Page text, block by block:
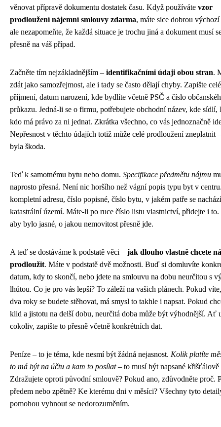
věnovat přípravě dokumentu dostatek času. Když používáte vzor
prodloužení nájemní smlouvy zdarma, máte sice dobrou
ale nezapomeňte, že každá situace je trochu jiná a dokument musí
přesně na váš případ.
Začněte tím nejzákladnějším – identifikačními údaji obou stran.
zdát jako samozřejmost, ale i tady se často dělají chyby. Zapište
příjmení, datum narození, kde bydlíte včetně PSČ a číslo
průkazu. Jedná-li se o firmu, potřebujete obchodní název, kde sídlí,
kdo má právo za ni jednat. Zkrátka všechno, co vás jednoznačně
Nepřesnost v těchto údajích totiž může celé prodloužení zneplatnit
byla škoda.
Teď k samotnému bytu nebo domu. Specifikace předmětu nájmu
naprosto přesná. Není nic horšího než vágní popis typu byt v
kompletní adresu, číslo popisné, číslo bytu, v jakém patře se
katastrální území. Máte-li po ruce číslo listu vlastnictví, přidejte i to.
aby bylo jasné, o jakou nemovitost přesně jde.
A teď se dostáváme k podstatě věci – jak dlouho vlastně chcete
prodloužit. Máte v podstatě dvě možnosti. Buď si domluvíte
datum, kdy to skončí, nebo jdete na smlouvu na dobu neurčitou s
lhůtou. Co je pro vás lepší? To záleží na vašich plánech. Pokud
dva roky se budete stěhovat, má smysl to takhle i napsat. Pokud
klid a jistotu na delší dobu, neurčitá doba může být výhodnější. Ať
cokoliv, zapište to přesně včetně konkrétních dat.
Peníze – to je téma, kde nesmí být žádná nejasnost. Kolik platíte
to má být na účtu a kam to posílat– to musí být napsané křišťálově
Zdražujete oproti původní smlouvě? Pokud ano, zdůvodněte proč.
předem nebo zpětně? Ke kterému dni v měsíci? Všechny tyto
pomohou vyhnout se nedorozuměním.